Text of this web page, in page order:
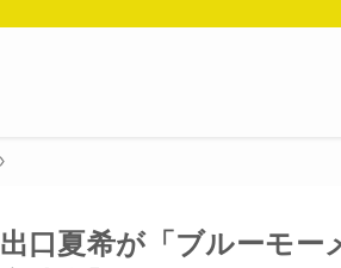
出口夏希が「ブルーモー